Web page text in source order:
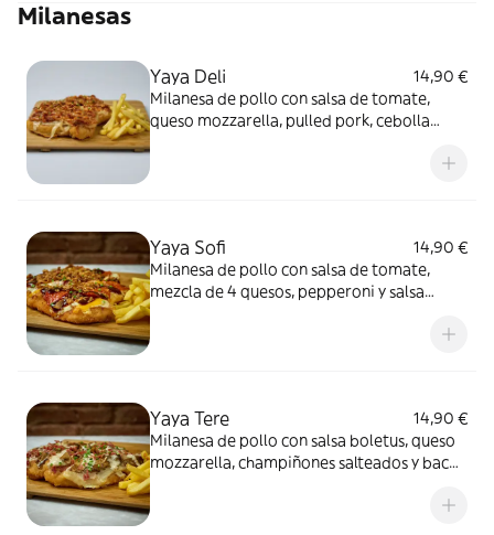
Milanesas
Yaya Deli
14,90 €
Milanesa de pollo con salsa de tomate,
queso mozzarella, pulled pork, cebolla
Yaya Sofi
14,90 €
Milanesa de pollo con salsa de tomate,
mezcla de 4 quesos, pepperoni y salsa
Yaya Tere
14,90 €
Milanesa de pollo con salsa boletus, queso
mozzarella, champiñones salteados y bacon